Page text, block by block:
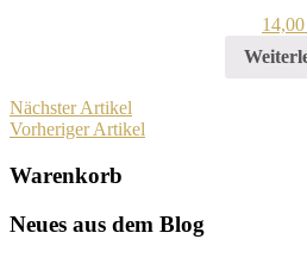
14,00
Nächster Artikel
Vorheriger Artikel
Warenkorb
Neues aus dem Blog